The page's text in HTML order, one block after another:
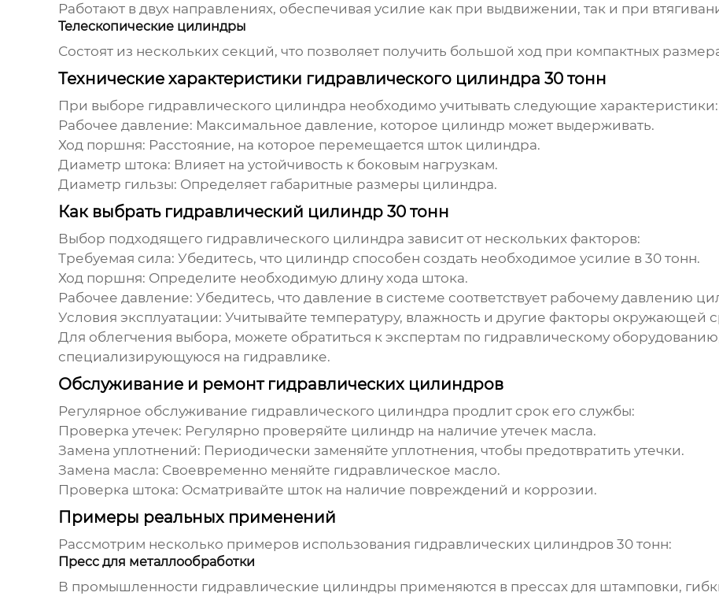
Работают в двух направлениях, обеспечивая усилие как при выдвижении, так и при
Телескопические цилиндры
Состоят из нескольких секций, что позволяет получить большой ход при компактных
Технические характеристики гидравлического цилиндра 30 тонн
При выборе гидравлического цилиндра необходимо учитывать следующие характеристики:
Рабочее давление: Максимальное давление, которое цилиндр может выдерживать.
Ход поршня: Расстояние, на которое перемещается шток цилиндра.
Диаметр штока: Влияет на устойчивость к боковым нагрузкам.
Диаметр гильзы: Определяет габаритные размеры цилиндра.
Как выбрать гидравлический цилиндр 30 тонн
Выбор подходящего гидравлического цилиндра зависит от нескольких факторов:
Требуемая сила: Убедитесь, что цилиндр способен создать необходимое усилие в 30 тонн.
Ход поршня: Определите необходимую длину хода штока.
Рабочее давление: Убедитесь, что давление в системе соответствует рабочему давлению
Условия эксплуатации: Учитывайте температуру, влажность и другие факторы окружающей
Для облегчения выбора, можете обратиться к экспертам по гидравлическому
специализирующуюся на гидравлике.
Обслуживание и ремонт гидравлических цилиндров
Регулярное обслуживание гидравлического цилиндра продлит срок его службы:
Проверка утечек: Регулярно проверяйте цилиндр на наличие утечек масла.
Замена уплотнений: Периодически заменяйте уплотнения, чтобы предотвратить утечки.
Замена масла: Своевременно меняйте гидравлическое масло.
Проверка штока: Осматривайте шток на наличие повреждений и коррозии.
Примеры реальных применений
Рассмотрим несколько примеров использования гидравлических цилиндров 30 тонн:
Пресс для металлообработки
В промышленности гидравлические цилиндры применяются в прессах для штамповки,